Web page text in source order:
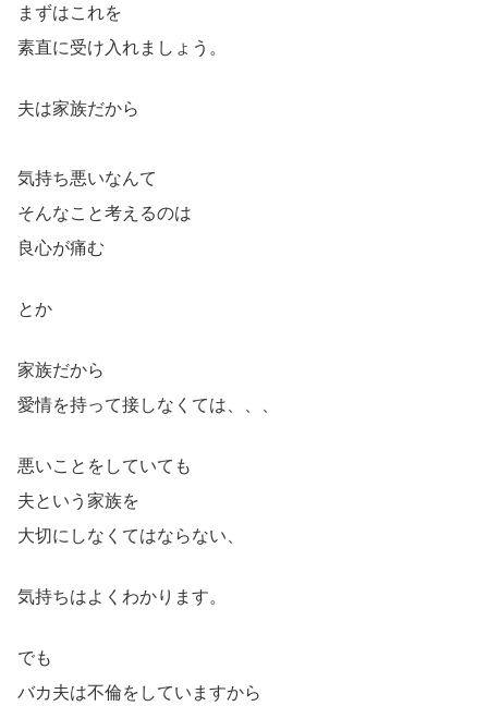
まずはこれを
素直に受け入れましょう。
夫は家族だから
気持ち悪いなんて
そんなこと考えるのは
良心が痛む
とか
家族だから
愛情を持って接しなくては、、、
悪いことをしていても
夫という家族を
大切にしなくてはならない、
気持ちはよくわかります。
でも
バカ夫は不倫をしていますから